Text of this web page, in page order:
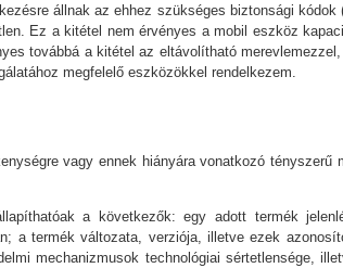
állnak az ehhez szükséges biztonsági
Ez a kitétel nem érvényes a mobil eszköz
továbbá a kitétel az eltávolítható
megfelelő eszközökkel rendelkezem.
vagy ennek hiányára vonatkozó
a következők: egy adott termék
a termék változata, verziója, illetve ezek
mechanizmusok technológiai sértetlensége,